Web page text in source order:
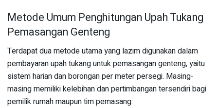
Metode Umum Penghitungan Upah Tukang
Pemasangan Genteng
Terdapat dua metode utama yang lazim digunakan dalam
pembayaran upah tukang untuk pemasangan genteng, yaitu
sistem harian dan borongan per meter persegi. Masing-
masing memiliki kelebihan dan pertimbangan tersendiri bagi
pemilik rumah maupun tim pemasang.